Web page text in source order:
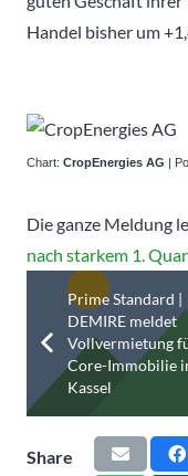
Handel bisher um
Chart: CropEnergies AG |
Die ganze Meldung
nach starkem 1.
Prime Standard |
DEMIRE meldet
Vollvermietung
Core-Immobilie
Kassel
Share